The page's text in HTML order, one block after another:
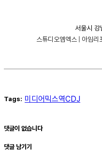
서울시
스튜디오엠엑스
아임리
Tags: 미디어믹스역CDJ
댓글이 없습니다
댓글 남기기